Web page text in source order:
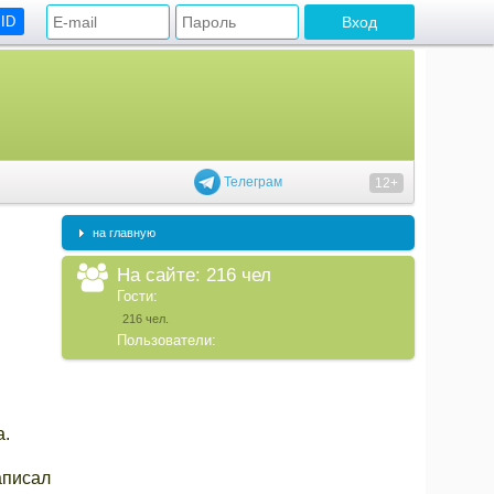
Телеграм 12+
на главную
На сайте: 216 чел
Гости:
216 чел.
Пользователи: